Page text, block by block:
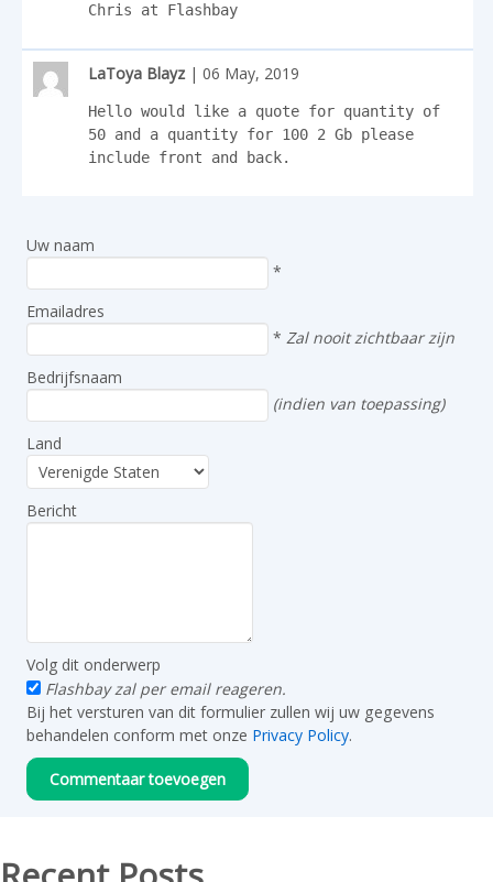
Chris at Flashbay
LaToya Blayz| 06 May, 2019
Hello would like a quote for quantity of
50 and a quantity for 100 2 Gb please
include front and back.
Uw naam
*
Emailadres
* Zal nooit zichtbaar zijn
Bedrijfsnaam
(indien van toepassing)
Land
Bericht
Volg dit onderwerp
Flashbay zal per email reageren.
Bij het versturen van dit formulier zullen wij uw gegevens
behandelen conform met onze Privacy Policy.